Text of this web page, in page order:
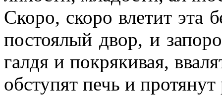
Скоро, скоро влетит эта
постоялый двор, и
галдя и покрякивая,
обступят печь и